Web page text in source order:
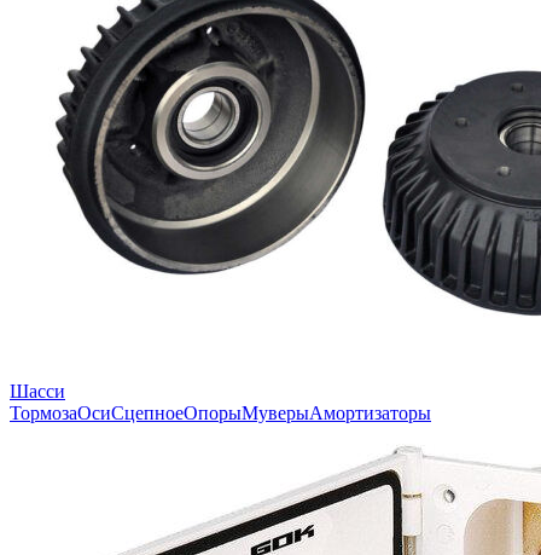
Шасси
ТормозаОсиСцепноеОпорыМуверыАмортизаторы